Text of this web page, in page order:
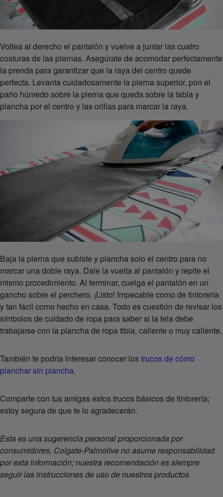
Voltea al derecho el pantalón y vuelve a juntar las cuatro
costuras de las piernas. Asegúrate de acomodar perfectamente
la prenda para garantizar que la raya del centro quede
perfecta. Levanta cuidadosamente la pierna superior, pon el
paño húmedo sobre la pierna que queda sobre la tabla y
plancha por el centro y las orillas para marcar la raya.
Baja la pierna que subiste y plancha solo el centro para no
marcar una doble raya. Dale la vuelta al pantalón y repite el
mismo procedimiento. Al terminar, cuelga el pantalón en un
gancho sobre el perchero. ¡Listo! Impecable como de tintorería
y tan fácil como hecho en casa. Todo es cuestión de revisar los
símbolos de cuidado de ropa para saber si la tela debe
trabajarse con la plancha de ropa tibia, caliente o muy caliente.
También te podría interesar conocer lostrucos de cómo
planchar sin plancha.
Comparte con tus amigas estos trucos básicos de tintorería;
estoy segura de que te lo agradecerán.
Esta es una sugerencia personal proporcionada por
consumidores, Colgate-Palmolive no asume responsabilidad
por esta información; nuestra recomendación es siempre
seguir las instrucciones de uso de nuestros productos